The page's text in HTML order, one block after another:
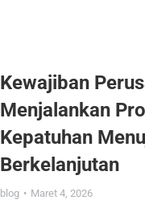
Kewajiban
Menjalankan
Kepatuhan
Berkelanjutan
blog Maret 4, 2026